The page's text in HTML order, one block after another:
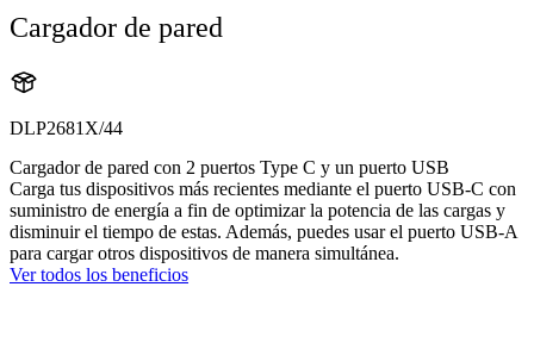
Cargador de pared
DLP2681X/44
Cargador de pared con 2 puertos Type C y un puerto USB
Carga tus dispositivos más recientes mediante el puerto USB-C con
suministro de energía a fin de optimizar la potencia de las cargas y
disminuir el tiempo de estas. Además, puedes usar el puerto USB-A
para cargar otros dispositivos de manera simultánea.
Ver todos los beneficios